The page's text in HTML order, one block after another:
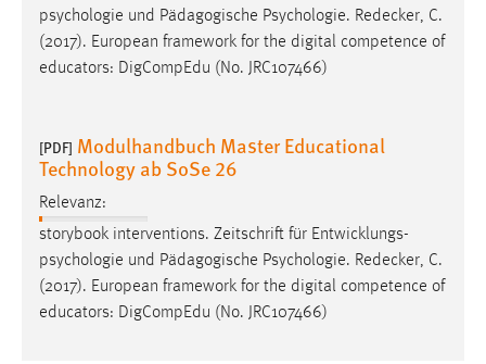
psychologie und Pädagogische Psychologie. Redecker, C.
(2017). European framework for the digital competence of
educators: DigCompEdu (No. JRC107466)
[PDF] Modulhandbuch Master Educational
Technology ab SoSe 26
Relevanz:
storybook interventions. Zeitschrift für Entwicklungs-
psychologie und Pädagogische Psychologie. Redecker, C.
(2017). European framework for the digital competence of
educators: DigCompEdu (No. JRC107466)